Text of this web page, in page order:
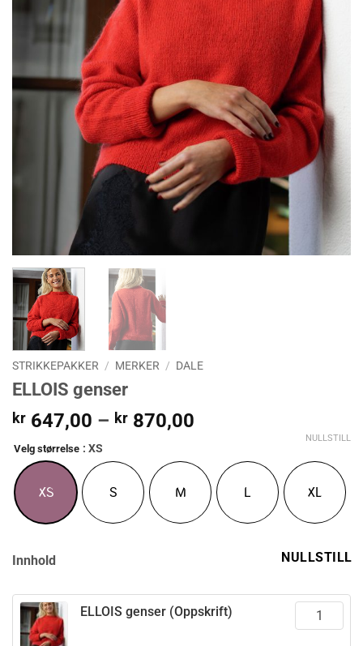
STRIKKEPAKKER / MERKER / DALE
ELLOIS genser
kr 647,00 – kr 870,00
til
kr 870,00
Velg størrelse : XS
XS S M L XL
NULLSTILL
Innhold NULLSTILL
ELLOIS genser (Oppskrift)